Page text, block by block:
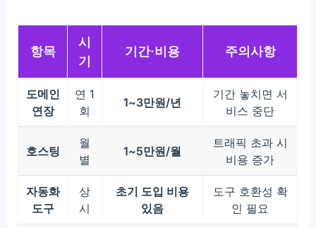
항목
시
기
기간·비용 주의사항
도메인
연장
연 1
회
1~3만원/년
기간 놓치면 서
비스 중단
호스팅
월
별
1~5만원/월
트래픽 초과 시
비용 증가
자동화
도구
상
시
초기 도입 비용
있음
도구 호환성 확
인 필요